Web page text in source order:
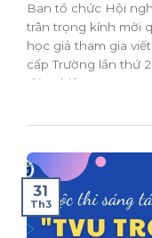
Ban tổ chức Hội
trân trọng kính mời
học giả tham gia
cấp Trường lần thứ
tài nghiên...
31
Th3